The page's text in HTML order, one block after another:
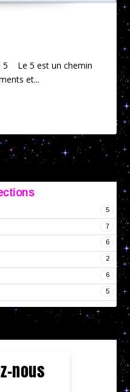
5 Le 5 est un chemin
et...
5
7
6
2
6
5
nous